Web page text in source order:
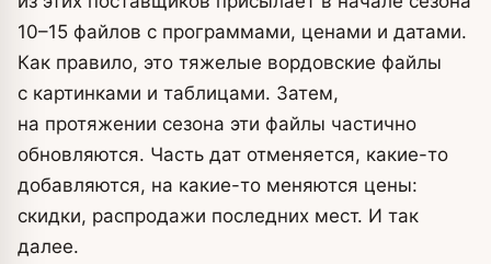
10–15 файлов с программами, ценами и датами.
Как правило, это тяжелые вордовские файлы
с картинками и таблицами. Затем,
на протяжении сезона эти файлы частично
обновляются. Часть дат отменяется, какие-то
добавляются, на какие-то меняются цены:
скидки, распродажи последних мест. И так
далее.